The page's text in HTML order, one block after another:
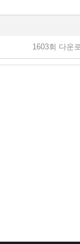
1603회 다운